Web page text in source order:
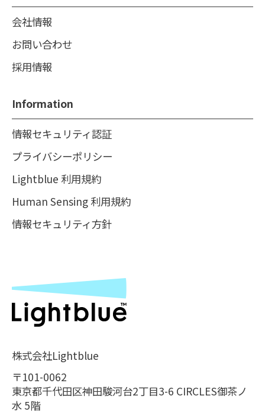
会社情報
お問い合わせ
採用情報
Information
情報セキュリティ認証
プライバシーポリシー
Lightblue 利用規約
Human Sensing 利用規約
情報セキュリティ方針
株式会社Lightblue
〒101-0062
東京都千代田区神田駿河台2丁目3-6 CIRCLES御茶ノ
水 5階